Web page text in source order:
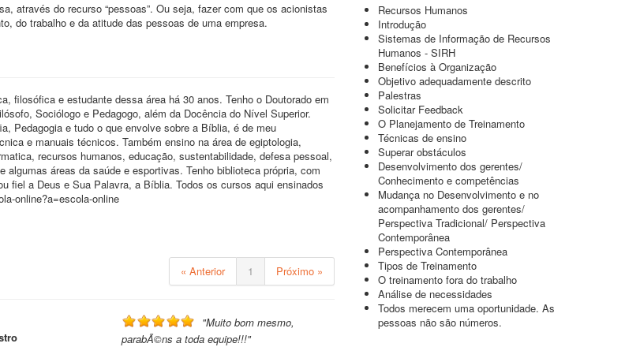
através do recurso “pessoas”. Ou seja, fazer com que os acionistas
do trabalho e da atitude das pessoas de uma empresa.
filosófica e estudante dessa área há 30 anos. Tenho o Doutorado em
Sociólogo e Pedagogo, além da Docência do Nível Superior.
Pedagogia e tudo o que envolve sobre a Bíblia, é de meu
e manuais técnicos. Também ensino na área de egiptologia,
recursos humanos, educação, sustentabilidade, defesa pessoal,
áreas da saúde e esportivas. Tenho biblioteca própria, com
fiel a Deus e Sua Palavra, a Bíblia. Todos os cursos aqui ensinados
online?a=escola-online
« Anterior 1 Próximo »
"Muito bom mesmo,
parabÃ©ns a toda equipe!!!"
Recursos Humanos
Introdução
Sistemas de Informação de Recursos
Humanos - SIRH
Benefícios à Organização
Objetivo adequadamente descrito
Palestras
Solicitar Feedback
O Planejamento de Treinamento
Técnicas de ensino
Superar obstáculos
Desenvolvimento dos gerentes/
Conhecimento e competências
Mudança no Desenvolvimento e no
acompanhamento dos gerentes/
Perspectiva Tradicional/ Perspectiva
Contemporânea
Perspectiva Contemporânea
Tipos de Treinamento
O treinamento fora do trabalho
Análise de necessidades
Todos merecem uma oportunidade. As
pessoas não são números.